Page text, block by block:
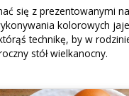
się z prezentowanymi
kolorowych
technikę, by w
stół wielkanocny.